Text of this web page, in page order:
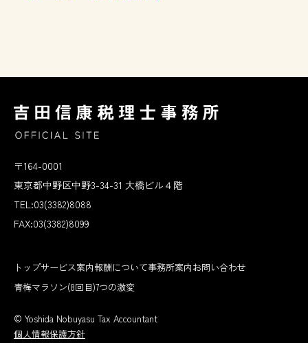
〒164-0001
東京都中野区中野3-34-31 大橋ビル４階
TEL:03(3382)8088
FAX:03(3382)8099
© Yoshida Nobuyasu Tax Accountant
個人情報保護方針
トップサービス案内報酬について事務所案内お問い合わせ
青梅マラソン(8回目)7つの激変